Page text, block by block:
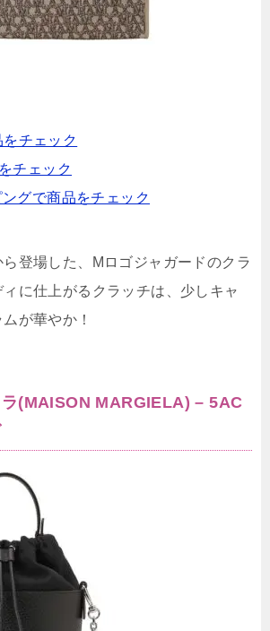
チェック
チェック
グで商品をチェック
登場した、Mロゴジャガードのクラ
に仕上がるクラッチは、少しキャ
が華やか！
ラ(MAISON MARGIELA) – 5AC